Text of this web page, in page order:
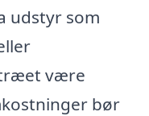
udstyr som
være
bør